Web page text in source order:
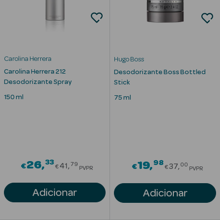
Ver Tudo
Solares Bebé e
Carolina Herrera
Carolina Herrera 212
Desodorizante Spray
150 ml
€26 33Price reduced from
€ 41 79
PVPR
Adicionar
Hugo Boss
Desodorizante Boss Bottled
Stick
75 ml
€19 98Price
€37 00
PVPR
Adicionar